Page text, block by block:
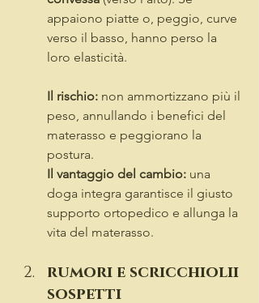
appaiono piatte o, peggio, curve
verso il basso, hanno perso la
loro elasticità.
Il rischio: non ammortizzano più il
peso, annullando i benefici del
materasso e peggiorano la
postura.
Il vantaggio del cambio: una
doga integra garantisce il giusto
supporto ortopedico e allunga la
vita del materasso.
rumori e scricchiolii
sospetti